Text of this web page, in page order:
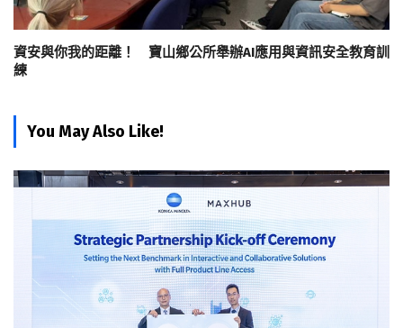
資安與你我的距離！ 寶山鄉公所舉辦AI應用與資訊安全教育訓
練
You May Also Like!